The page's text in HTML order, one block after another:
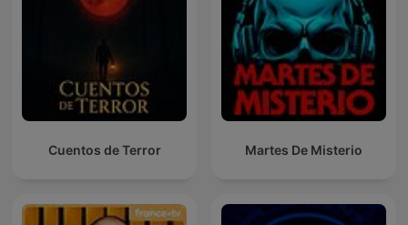
Cuentos de Terror Martes De Misterio